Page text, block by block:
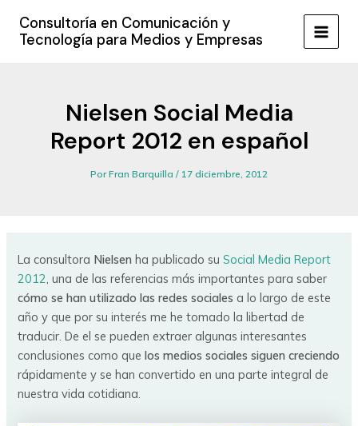
contenido
Consultoría en Comunicación y
Tecnología para Medios y Empresas
MAIN
Nielsen Social Media
Report 2012 en español
PorFran Barquilla / 17 diciembre, 2012
La consultora Nielsen ha publicado suSocial Media Report
2012, una de las referencias más importantes para saber
cómo se han utilizado las redes sociales a lo largo de este
año y que por su interés me he tomado la libertad de
traducir. De el se pueden extraer algunas interesantes
conclusiones como quelos medios sociales siguen creciendo
rápidamente y se han convertido en una parte integral de
nuestra vida cotidiana.